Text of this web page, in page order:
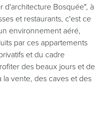
d'architecture Bosquée", à
et restaurants, c'est ce
environnement aéré,
par ces appartements
et du cadre
des beaux jours et de
vente, des caves et des